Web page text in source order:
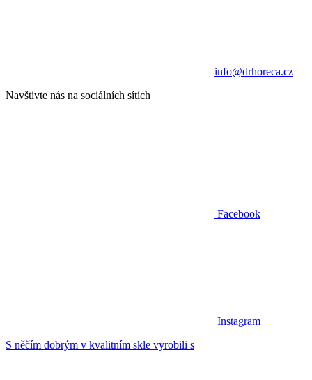
info@drhoreca.cz
Navštivte nás na sociálních sítích
Facebook
Instagram
S něčím dobrým v kvalitním skle vyrobili s